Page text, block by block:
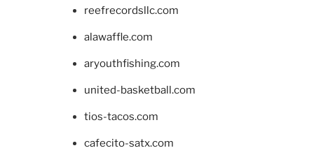
reefrecordsllc.com
alawaffle.com
aryouthfishing.com
united-basketball.com
tios-tacos.com
cafecito-satx.com